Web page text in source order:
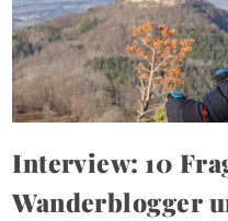
Interview: 10
Wanderblogger